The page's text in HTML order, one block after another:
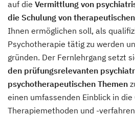
auf die Vermittlung von
die Schulung von
Ihnen ermöglichen soll, als
Psychotherapie tätig zu werden
gründen. Der Fernlehrgang setzt
den prüfungsrelevanten
psychotherapeutischen Themen
einen umfassenden Einblick in die
Therapiemethoden und -